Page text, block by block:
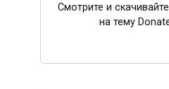
Смотрите и
на тему